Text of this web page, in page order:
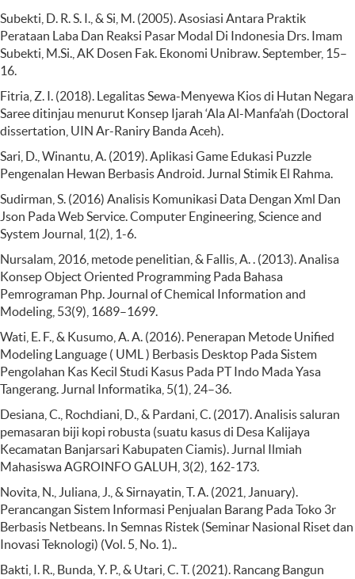
Subekti, D. R. S. I., & Si, M. (2005). Asosiasi Antara Praktik
Perataan Laba Dan Reaksi Pasar Modal Di Indonesia Drs. Imam
Subekti, M.Si., AK Dosen Fak. Ekonomi Unibraw. September, 15–
16.
Fitria, Z. I. (2018). Legalitas Sewa-Menyewa Kios di Hutan Negara
Saree ditinjau menurut Konsep Ijarah ‘Ala Al-Manfa’ah (Doctoral
dissertation, UIN Ar-Raniry Banda Aceh).
Sari, D., Winantu, A. (2019). Aplikasi Game Edukasi Puzzle
Pengenalan Hewan Berbasis Android. Jurnal Stimik El Rahma.
Sudirman, S. (2016) Analisis Komunikasi Data Dengan Xml Dan
Json Pada Web Service. Computer Engineering, Science and
System Journal, 1(2), 1-6.
Nursalam, 2016, metode penelitian, & Fallis, A. . (2013). Analisa
Konsep Object Oriented Programming Pada Bahasa
Pemrograman Php. Journal of Chemical Information and
Modeling, 53(9), 1689–1699.
Wati, E. F., & Kusumo, A. A. (2016). Penerapan Metode Unified
Modeling Language ( UML ) Berbasis Desktop Pada Sistem
Pengolahan Kas Kecil Studi Kasus Pada PT Indo Mada Yasa
Tangerang. Jurnal Informatika, 5(1), 24–36.
Desiana, C., Rochdiani, D., & Pardani, C. (2017). Analisis saluran
pemasaran biji kopi robusta (suatu kasus di Desa Kalijaya
Kecamatan Banjarsari Kabupaten Ciamis). Jurnal Ilmiah
Mahasiswa AGROINFO GALUH, 3(2), 162-173.
Novita, N., Juliana, J., & Sirnayatin, T. A. (2021, January).
Perancangan Sistem Informasi Penjualan Barang Pada Toko 3r
Berbasis Netbeans. In Semnas Ristek (Seminar Nasional Riset dan
Inovasi Teknologi) (Vol. 5, No. 1)..
Bakti, I. R., Bunda, Y. P., & Utari, C. T. (2021). Rancang Bangun